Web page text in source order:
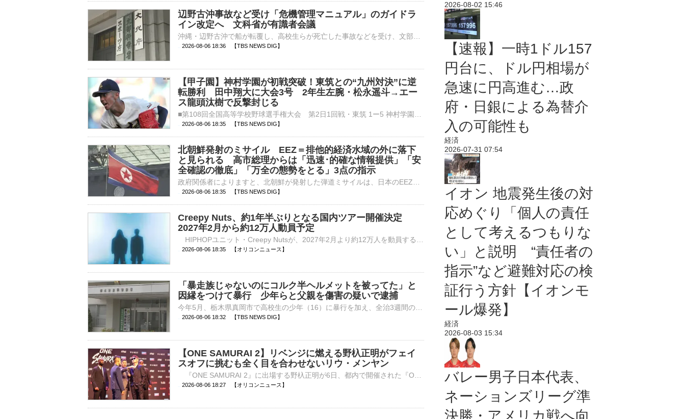
辺野古沖事故など受け「危機管理マニュアル」のガイドラ
イン改定へ 文科省が有識者会議
2026-08-06 18:36 【TBS NEWS DIG】
【甲子園】神村学園が初戦突破！東筑との“九州対決”に逆
転勝利 田中翔大に大会3号 2年生左腕・松永遥斗→エー
ス龍頭汰樹で反撃封じる
2026-08-06 18:35 【TBS NEWS DIG】
北朝鮮発射のミサイル EEZ＝排他的経済水域の外に落下
と見られる 高市総理からは「迅速･的確な情報提供」「安
全確認の徹底」「万全の態勢をとる」3点の指示
2026-08-06 18:35 【TBS NEWS DIG】
Creepy Nuts、約1年半ぶりとなる国内ツアー開催決定
2027年2月から約12万人動員予定
2026-08-06 18:35 【オリコンニュース】
「暴走族じゃないのにコルク半ヘルメットを被ってた」と
因縁をつけて暴行 少年らと父親を傷害の疑いで逮捕
2026-08-06 18:32 【TBS NEWS DIG】
【ONE SAMURAI 2】リベンジに燃える野杁正明がフェイ
スオフに挑むも全く目を合わせないリウ・メンヤン
2026-08-06 18:27 【オリコンニュース】
2026-08-02 15:46
【速報】一時1ドル157
円台に、ドル円相場が
急速に円高進む…政
府・日銀による為替介
入の可能性も
経済
2026-07-31 07:54
イオン 地震発生後の対
応めぐり「個人の責任
として考えるつもりな
い」と説明 “責任者の
指示”など避難対応の検
証行う方針【イオンモ
ール爆発】
経済
2026-08-03 15:34
バレー男子日本代表、
ネーションズリーグ準
決勝・アメリカ戦へ向